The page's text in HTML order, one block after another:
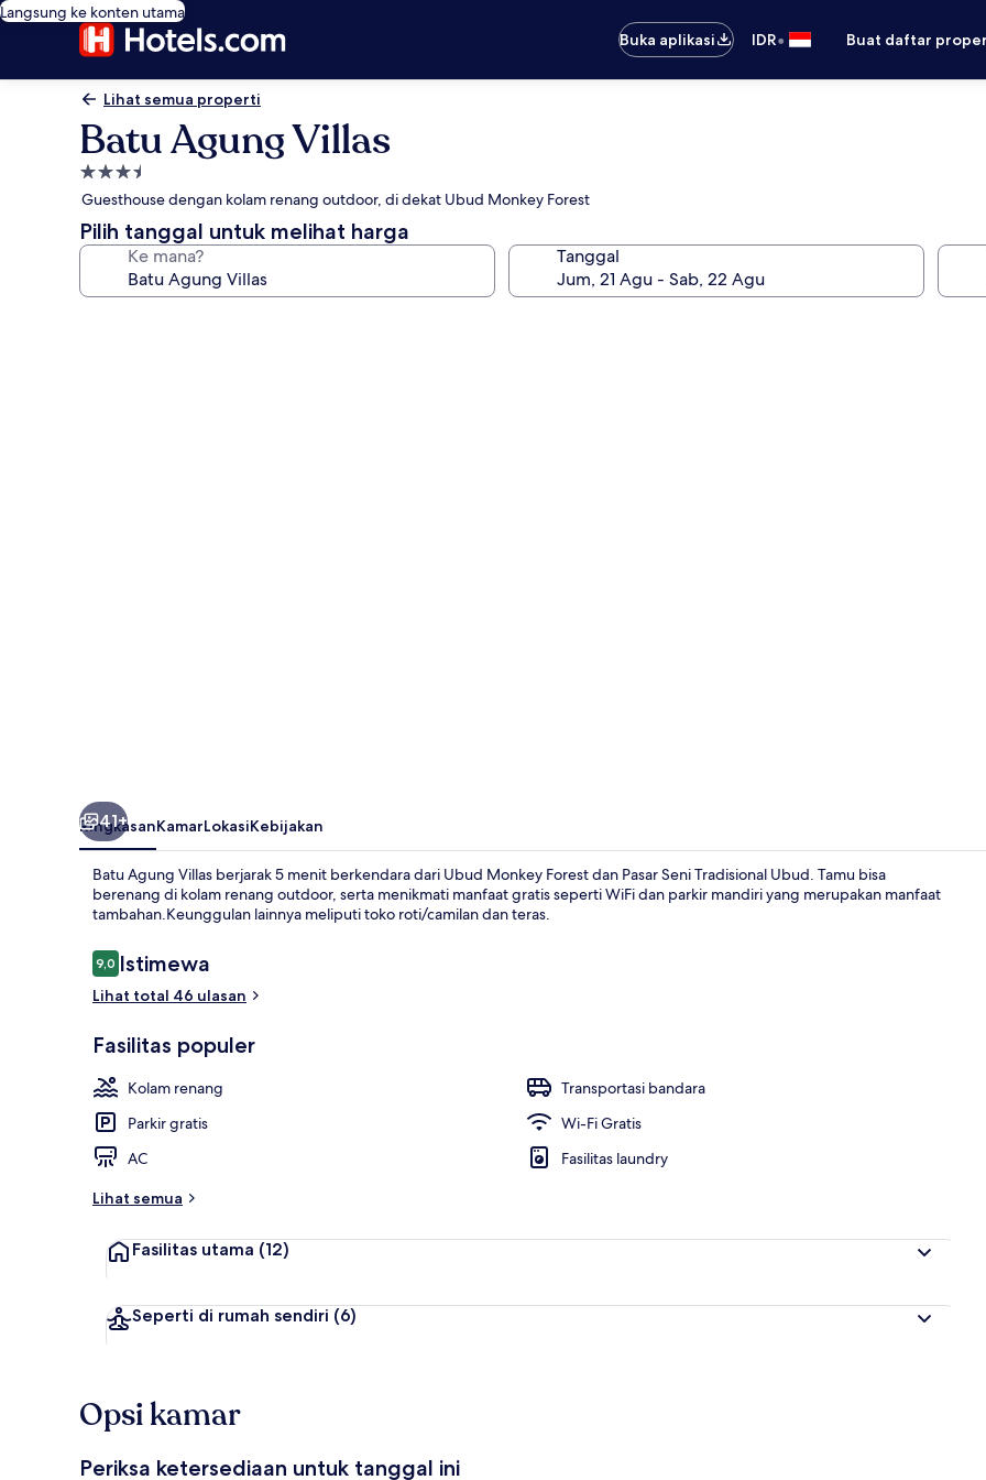
Langsung ke konten utama
Buka aplikasi
IDR• Buat daftar
Lihat semua properti
Batu Agung Villas
Properti
bintang
3.5
Guesthouse dengan kolam renang outdoor, di dekat Ubud Monkey Forest
Pilih tanggal untuk melihat harga
Ke mana? Tanggal
Kamar
41+
RingkasanKamarLokasiKebijakan
Batu Agung Villas berjarak 5 menit berkendara dari Ubud Monkey Forest dan Pasar Seni Tradisional Ubud. Tamu bisa
berenang di kolam renang outdoor, serta menikmati manfaat gratis seperti WiFi dan parkir mandiri yang merupakan manfaat
tambahan.Keunggulan lainnya meliputi toko roti/camilan dan teras.
Ulasan
9,09,0 dari 10
Istimewa
Lihat total 46 ulasan
Fasilitas populer
Kolam renang
Transportasi bandara
Parkir gratis
Wi-Fi Gratis
AC
Fasilitas laundry
Lihat semua
Fasilitas utama (12)
Seperti di rumah sendiri (6)
Opsi kamar
Periksa ketersediaan untuk tanggal ini